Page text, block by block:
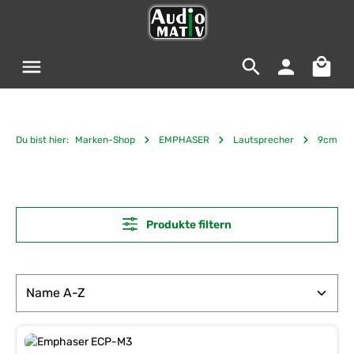
Du bist hier: Marken-Shop EMPHASER Lautsprecher 9cm
Produkte filtern